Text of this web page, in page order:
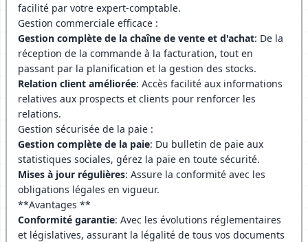
facilité par votre expert-comptable.
Gestion commerciale efficace :
Gestion complète de la chaîne de vente et d'achat: De la
réception de la commande à la facturation, tout en
passant par la planification et la gestion des stocks.
Relation client améliorée: Accès facilité aux informations
relatives aux prospects et clients pour renforcer les
relations.
Gestion sécurisée de la paie :
Gestion complète de la paie: Du bulletin de paie aux
statistiques sociales, gérez la paie en toute sécurité.
Mises à jour régulières: Assure la conformité avec les
obligations légales en vigueur.
**Avantages **
Conformité garantie: Avec les évolutions réglementaires
et législatives, assurant la légalité de tous vos documents